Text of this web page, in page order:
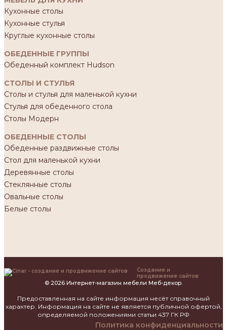
Кухонные столы
Кухонные стулья
Круглые кухонные столы
ОБЕДЕННЫЕ ГРУППЫ
Обеденный комплект Hudson
СТОЛЫ И СТУЛЬЯ
Столы и стулья для маленькой кухни
Стулья для обеденного стола
Столы Модерн
ОБЕДЕННЫЕ СТОЛЫ
Обеденные раздвижные столы
Стол для маленькой кухни
Деревянные столы
Стеклянные столы
Овальные столы
Белые столы
Создание и
продвижение сайтов
© 2026 Интернет-магазин мебели Меб-декор.
Предоставленная на сайте информация несёт справочный
характер. Информация на сайте не является публичной офертой,
определяемой положениями статьи 437 ГК РФ
Политика конфиденциальности